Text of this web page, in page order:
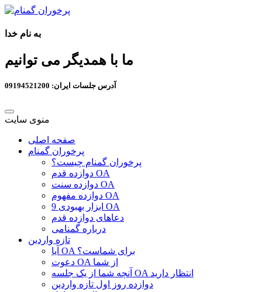
به نام خدا
ما با همدیگر می توانیم
آدرس جلسات ایران: 09194521200
منوی سایت
صفحه اصلی
پرخوران گمنام
پرخوران گمنام چیست؟
دوازده قدم OA
دوازده سنت OA
دوازده مفهوم OA
9 ابزار بهبودی OA
دعاهای دوازده قدم
درباره گمنامی
تازه واردین
آیا OA برای شماست؟
دعوت OA از شما
آنچه شما از یک جلسه OA انتظار دارید
دوازده روز اول تازه واردین